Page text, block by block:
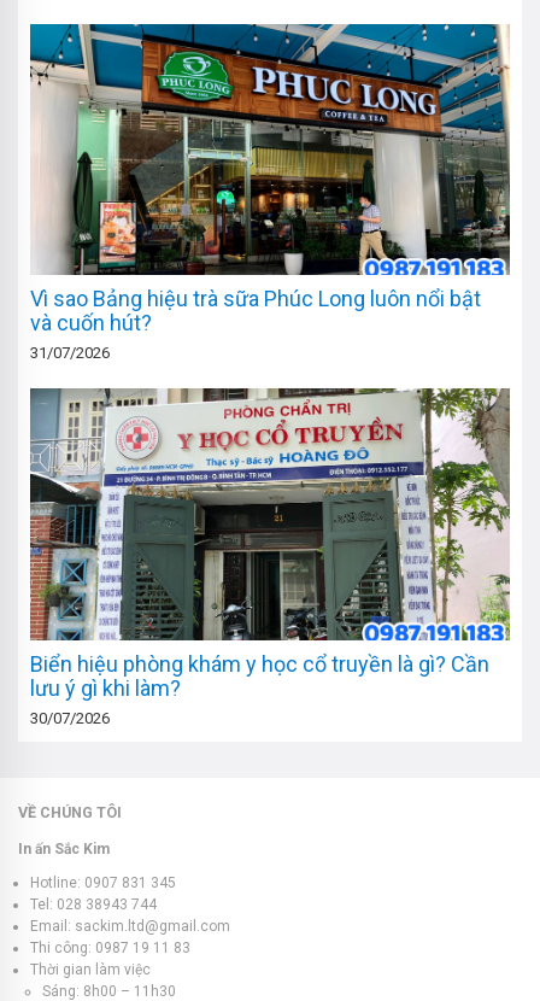
Vì sao Bảng hiệu trà sữa Phúc Long luôn nổi bật
và cuốn hút?
31/07/2026
Biển hiệu phòng khám y học cổ truyền là gì? Cần
lưu ý gì khi làm?
30/07/2026
VỀ CHÚNG TÔI
In ấn Sắc Kim
Hotline: 0907 831 345
Tel: 028 38943 744
Email: sackim.ltd@gmail.com
Thi công: 0987 19 11 83
Thời gian làm việc
Sáng: 8h00 – 11h30